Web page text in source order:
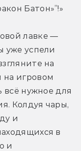
Батон»”!»
лавке —
уже успели
на
на игровом
всё нужное для
Колдуя чары,
и
в
и